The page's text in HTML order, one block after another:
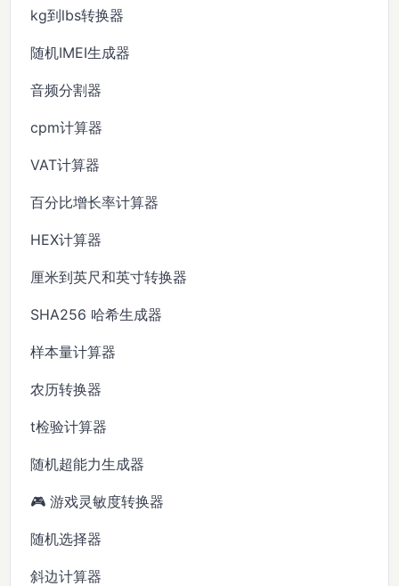
kg到lbs转换器
随机IMEI生成器
音频分割器
cpm计算器
VAT计算器
百分比增长率计算器
HEX计算器
厘米到英尺和英寸转换器
SHA256 哈希生成器
样本量计算器
农历转换器
t检验计算器
随机超能力生成器
🎮 游戏灵敏度转换器
随机选择器
斜边计算器